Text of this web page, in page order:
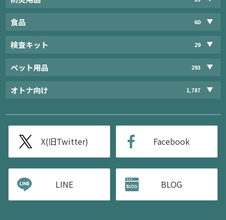
食品 60
検査キット 29
ペット用品 293
オトナ向け 1,787
X(旧Twitter) Facebook
LINE BLOG